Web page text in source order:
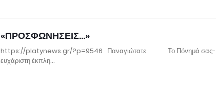
«ΠΡΟΣΦΩΝΗΣΕΙΣ...»
https://platynews.gr/?p=9546 Παναγιώτατε Το Πόνημά σας-
ευχάριστη έκπλη…